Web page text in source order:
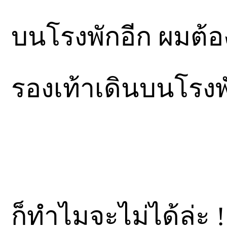
บนโรงพักอีก ผมต้
รองเท้าเดินบนโรง
ก็ทำไมจะไม่ได้ล่ะ